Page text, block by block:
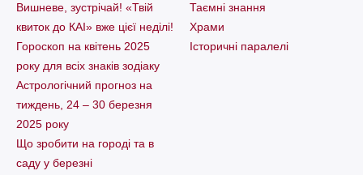
Вишневе, зустрічай! «Твій
квиток до КАІ» вже цієї неділі!
Гороскоп на квітень 2025
року для всіх знаків зодіаку
Астрологічний прогноз на
тиждень, 24 – 30 березня
2025 року
Що зробити на городі та в
саду у березні
Таємні знання
Храми
Історичні паралелі